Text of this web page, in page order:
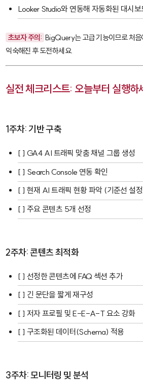
Looker Studio와 연동해 자동화된 대시보
초보자 주의: BigQuery는 고급 기능이므로 처
익숙해진 후 도전하세요.
실전 체크리스트: 오늘부터 실행하
1주차: 기반 구축
[ ] GA4 AI 트래픽 맞춤 채널 그룹 생성
[ ] Search Console 연동 확인
[ ] 현재 AI 트래픽 현황 파악 (기준선 설
[ ] 주요 콘텐츠 5개 선정
2주차: 콘텐츠 최적화
[ ] 선정한 콘텐츠에 FAQ 섹션 추가
[ ] 긴 문단을 짧게 재구성
[ ] 저자 프로필 및 E-E-A-T 요소 강화
[ ] 구조화된 데이터(Schema) 적용
3주차: 모니터링 및 분석